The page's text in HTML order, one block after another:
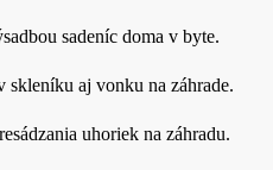
sadeníc doma v byte.
skleníku aj vonku na záhrade.
uhoriek na záhradu.